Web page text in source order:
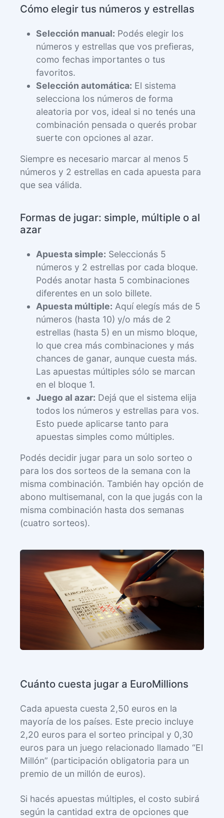
Cómo elegir tus números y estrellas
Selección manual: Podés elegir los
números y estrellas que vos prefieras,
como fechas importantes o tus
favoritos.
Selección automática: El sistema
selecciona los números de forma
aleatoria por vos, ideal si no tenés una
combinación pensada o querés probar
suerte con opciones al azar.
Siempre es necesario marcar al menos 5
números y 2 estrellas en cada apuesta para
que sea válida.
Formas de jugar: simple, múltiple o al
azar
Apuesta simple: Seleccionás 5
números y 2 estrellas por cada bloque.
Podés anotar hasta 5 combinaciones
diferentes en un solo billete.
Apuesta múltiple: Aquí elegís más de 5
números (hasta 10) y/o más de 2
estrellas (hasta 5) en un mismo bloque,
lo que crea más combinaciones y más
chances de ganar, aunque cuesta más.
Las apuestas múltiples sólo se marcan
en el bloque 1.
Juego al azar: Dejá que el sistema elija
todos los números y estrellas para vos.
Esto puede aplicarse tanto para
apuestas simples como múltiples.
Podés decidir jugar para un solo sorteo o
para los dos sorteos de la semana con la
misma combinación. También hay opción de
abono multisemanal, con la que jugás con la
misma combinación hasta dos semanas
(cuatro sorteos).
Cuánto cuesta jugar a EuroMillions
Cada apuesta cuesta 2,50 euros en la
mayoría de los países. Este precio incluye
2,20 euros para el sorteo principal y 0,30
euros para un juego relacionado llamado “El
Millón” (participación obligatoria para un
premio de un millón de euros).
Si hacés apuestas múltiples, el costo subirá
según la cantidad extra de opciones que